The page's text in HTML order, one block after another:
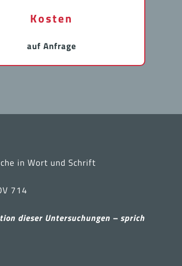
Kosten
auf Anfrage
in Wort und Schrift
714
dieser Untersuchungen – sprich